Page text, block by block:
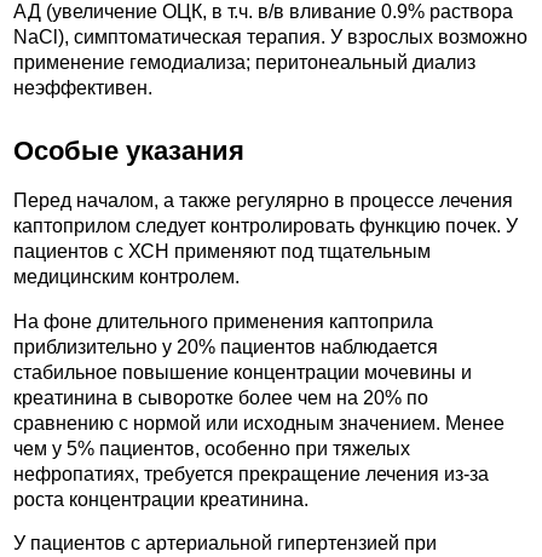
АД (увеличение ОЦК, в т.ч. в/в вливание 0.9% раствора
NaCl), симптоматическая терапия. У взрослых возможно
применение гемодиализа; перитонеальный диализ
неэффективен.
Особые указания
Перед началом, а также регулярно в процессе лечения
каптоприлом следует контролировать функцию почек. У
пациентов с ХСН применяют под тщательным
медицинским контролем.
На фоне длительного применения каптоприла
приблизительно у 20% пациентов наблюдается
стабильное повышение концентрации мочевины и
креатинина в сыворотке более чем на 20% по
сравнению с нормой или исходным значением. Менее
чем у 5% пациентов, особенно при тяжелых
нефропатиях, требуется прекращение лечения из-за
роста концентрации креатинина.
У пациентов с артериальной гипертензией при